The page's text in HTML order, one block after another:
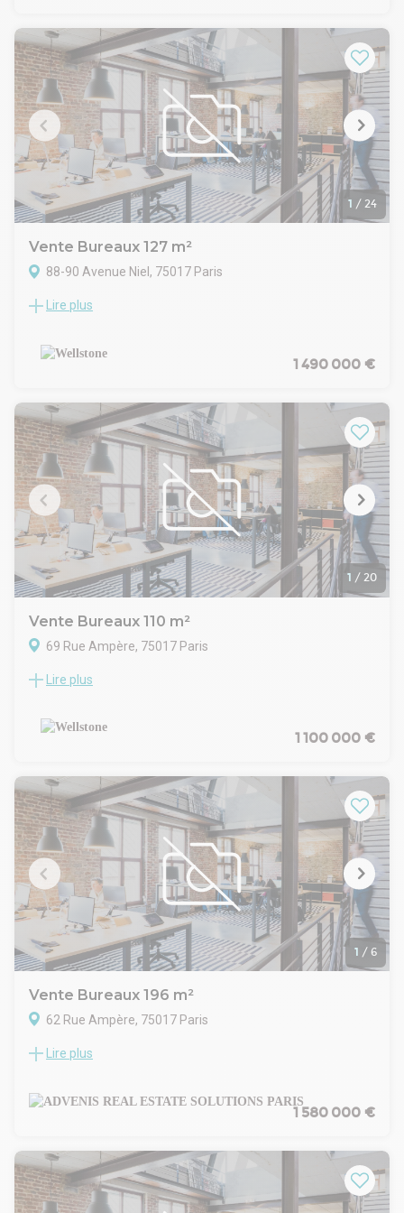
Honoraires / Vente: 5 % HT du prix de vente HD À la charge
de l'acquéreur
Commentaires: Provision pour Charges : 11500 EUR/an
(2025)
1 / 24
Vente Bureaux 127 m²
88-90 Avenue Niel, 75017 Paris
Situé au RDC d'un bel immeuble à deux pas de la place
professionnels d'une superficie de 127 m² organisés en 4
bureaux et une cuisine. Cet espace vous séduira de par son
Lire plus
1 490 000 €
1 / 20
Vente Bureaux 110 m²
69 Rue Ampère, 75017 Paris
Wellstone vous propose dans une rue calme du 17ème
Ces locaux lumineux en parfait état, donnant en partie sur un
jardin aménagé et végétalisé, ont été aménagés avec goût.
Lire plus
1 100 000 €
1 / 6
Vente Bureaux 196 m²
62 Rue Ampère, 75017 Paris
ADVENIS CONSEIL vous propose à la vente, au coeur du très
d'une surface de 196 m² bénéficiant d'une adresse de
premier ordre au 62 rue Ampère, dans le 17ᵉ arrondissement
totalement indépendante, ce plateau développe un
environnement de travail qualitatif alliant visibilité,
fonctionnalité et confort. Sa vitrine linéaire de 4 mètres
Lire plus
1 580 000 €